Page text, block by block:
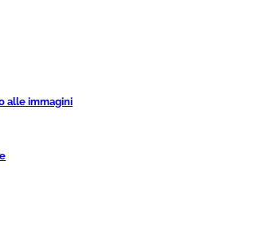
alle immagini